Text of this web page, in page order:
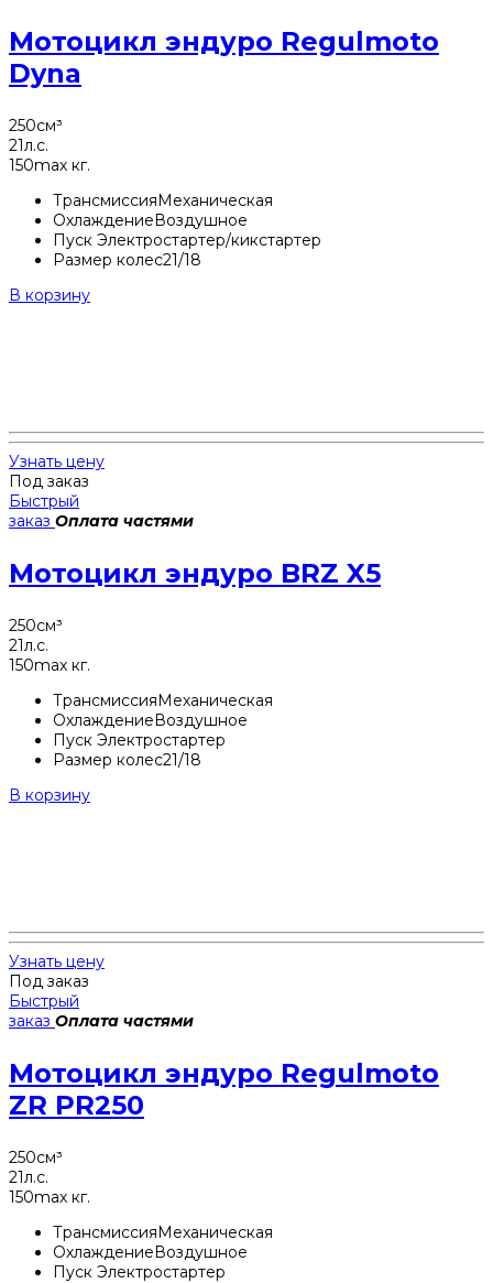
Мотоцикл эндуро Regulmoto
Dyna
250см³
21л.с.
150max кг.
ТрансмиссияМеханическая
ОхлаждениеВоздушное
Пуск Электростартер/кикстартер
Размер колес21/18
В корзину
Узнать цену
Под заказ
Быстрый
заказ Оплата частями
Мотоцикл эндуро BRZ X5
250см³
21л.с.
150max кг.
ТрансмиссияМеханическая
ОхлаждениеВоздушное
Пуск Электростартер
Размер колес21/18
В корзину
Узнать цену
Под заказ
Быстрый
заказ Оплата частями
Мотоцикл эндуро Regulmoto
ZR PR250
250см³
21л.с.
150max кг.
ТрансмиссияМеханическая
ОхлаждениеВоздушное
Пуск Электростартер